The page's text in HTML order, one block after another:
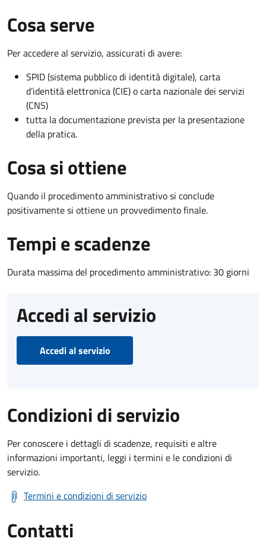
Cosa serve
Per accedere al servizio, assicurati di avere:
SPID (sistema pubblico di identità digitale), carta
d’identità elettronica (CIE) o carta nazionale dei servizi
(CNS)
tutta la documentazione prevista per la presentazione
della pratica.
Cosa si ottiene
Quando il procedimento amministrativo si conclude
positivamente si ottiene un provvedimento finale.
Tempi e scadenze
Durata massima del procedimento amministrativo: 30 giorni
Accedi al servizio
Accedi al servizio
Condizioni di servizio
Per conoscere i dettagli di scadenze, requisiti e altre
informazioni importanti, leggi i termini e le condizioni di
servizio.
Termini e condizioni di servizio
Contatti